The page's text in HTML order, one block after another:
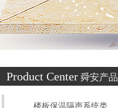
Product Center 舜安产品
楼板保温隔声系统类